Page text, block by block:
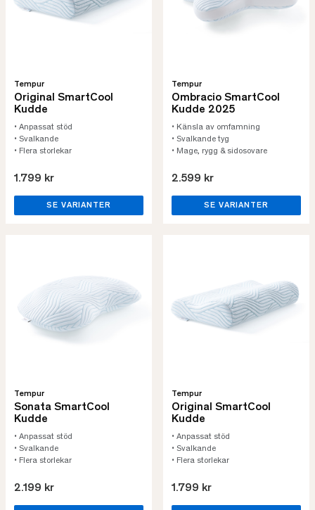
Tempur
Original SmartCool
Kudde
• Anpassat stöd
• Svalkande
• Flera storlekar
1.799 kr
SE VARIANTER
Tempur
Ombracio SmartCool
Kudde 2025
• Känsla av omfamning
• Svalkande tyg
• Mage, rygg & sidosovare
2.599 kr
SE VARIANTER
Tempur
Sonata SmartCool
Kudde
• Anpassat stöd
• Svalkande
• Flera storlekar
2.199 kr
Tempur
Original SmartCool
Kudde
• Anpassat stöd
• Svalkande
• Flera storlekar
1.799 kr